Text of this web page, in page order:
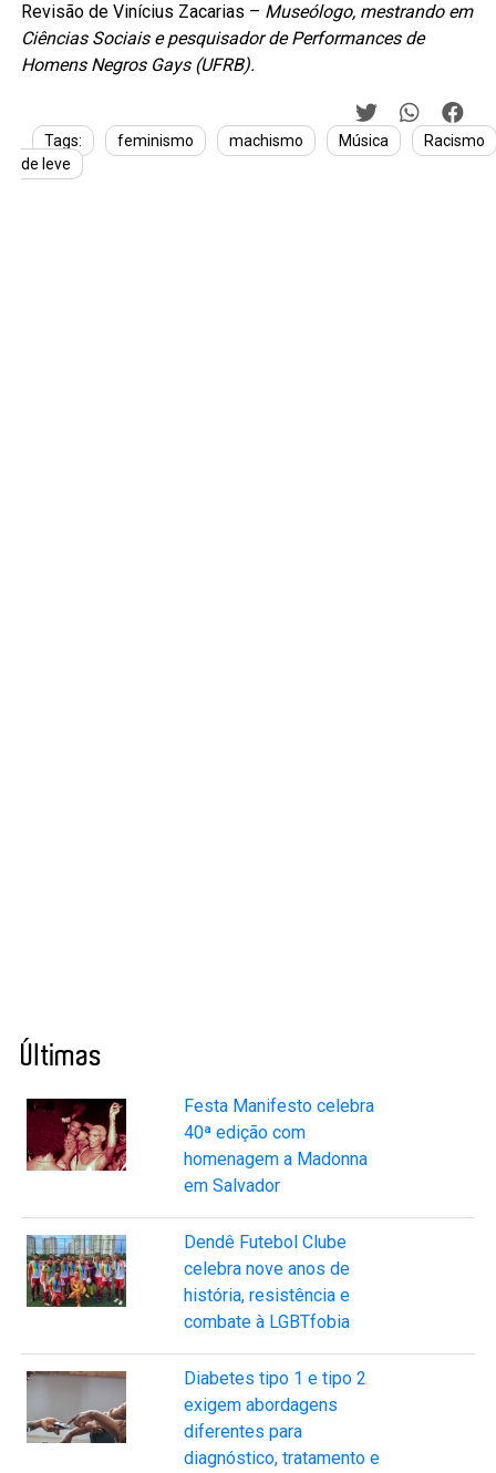
Revisão de Vinícius Zacarias – Museólogo, mestrando em
Ciências Sociais e pesquisador de Performances de
Homens Negros Gays (UFRB).
Tags: feminismo machismo Música
Racismo
de leve
Últimas
Festa Manifesto celebra
40ª edição com
homenagem a Madonna
em Salvador
Dendê Futebol Clube
celebra nove anos de
história, resistência e
combate à LGBTfobia
Diabetes tipo 1 e tipo 2
exigem abordagens
diferentes para
diagnóstico, tratamento e